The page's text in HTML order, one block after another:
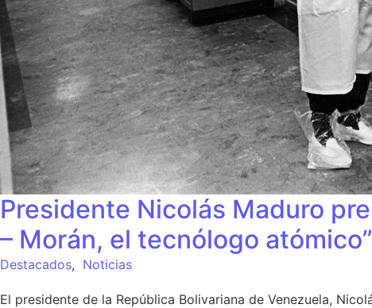
Presidente Nicolás Maduro
– Morán, el tecnólogo atómico”
Destacados, Noticias
El presidente de la República Bolivariana de Venezuela,